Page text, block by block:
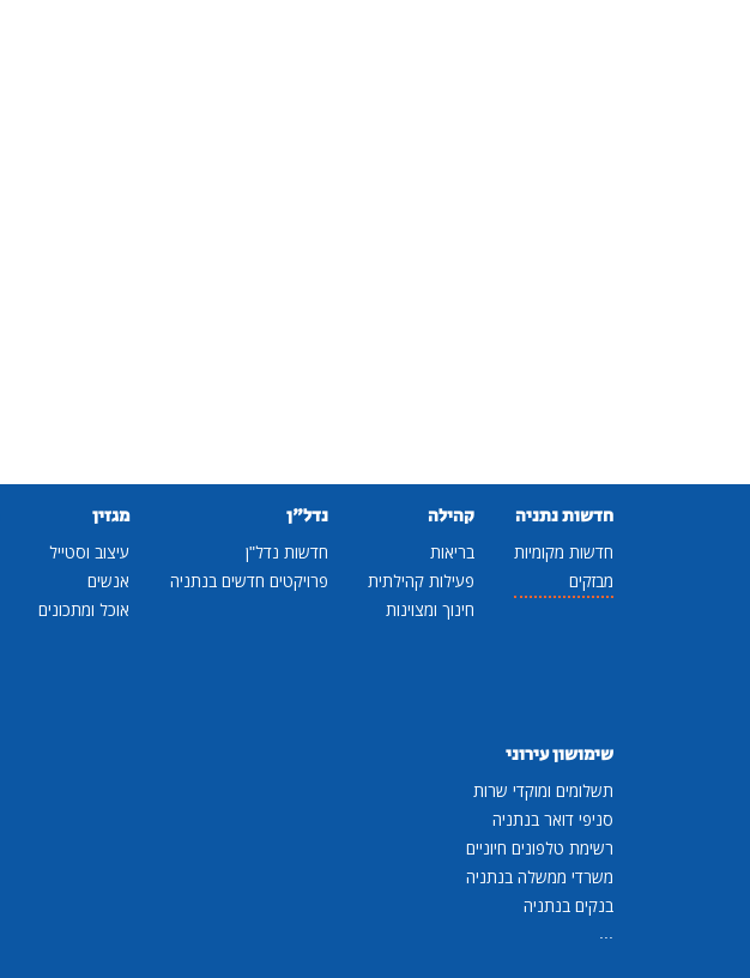
חדשות נתניה
חדשות מקומיות
מבזקים
קהילה
בריאות
פעילות קהילתית
חינוך ומצוינות
נדל"ן
חדשות נדל"ן
פרויקטים חדשים בנתניה
מגזין
עיצוב וסטייל
אנשים
אוכל ומתכונים
שימושון עירוני
תשלומים ומוקדי שרות
סניפי דואר בנתניה
רשימת טלפונים חיוניים
משרדי ממשלה בנתניה
בנקים בנתניה
...